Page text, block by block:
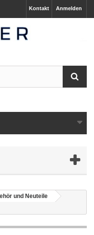
Anmelden
Kontakt
und Neuteile